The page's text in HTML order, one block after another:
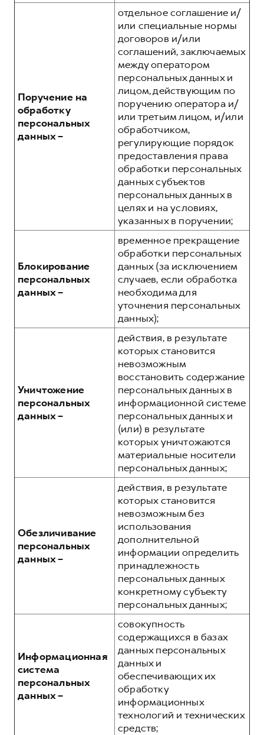
Поручение на
обработку
персональных
данных –
отдельное соглашение и/
или специальные нормы
договоров и/или
соглашений, заключаемых
между оператором
персональных данных и
лицом, действующим по
поручению оператора и/
или третьим лицом, и/или
обработчиком,
регулирующие порядок
предоставления права
обработки персональных
данных субъектов
персональных данных в
целях и на условиях,
указанных в поручении;
Блокирование
персональных
данных –
временное прекращение
обработки персональных
данных (за исключением
случаев, если обработка
необходима для
уточнения персональных
данных);
Уничтожение
персональных
данных –
действия, в результате
которых становится
невозможным
восстановить содержание
персональных данных в
информационной системе
персональных данных и
(или) в результате
которых уничтожаются
материальные носители
персональных данных;
Обезличивание
персональных
данных –
действия, в результате
которых становится
невозможным без
использования
дополнительной
информации определить
принадлежность
персональных данных
конкретному субъекту
персональных данных;
Информационная
система
персональных
данных –
совокупность
содержащихся в базах
данных персональных
данных и
обеспечивающих их
обработку
информационных
технологий и технических
средств;